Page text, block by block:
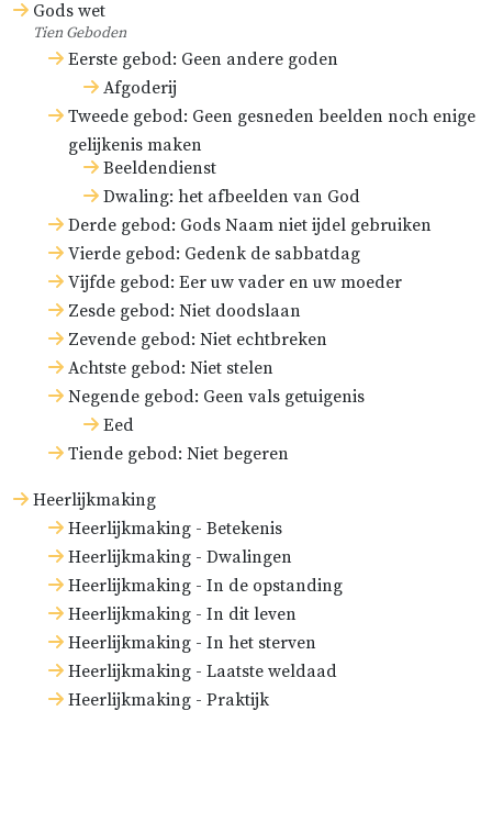
Gods wet
Tien Geboden
Eerste gebod: Geen andere goden
Afgoderij
Tweede gebod: Geen gesneden beelden noch enige
gelijkenis maken
Beeldendienst
Dwaling: het afbeelden van God
Derde gebod: Gods Naam niet ijdel gebruiken
Vierde gebod: Gedenk de sabbatdag
Vijfde gebod: Eer uw vader en uw moeder
Zesde gebod: Niet doodslaan
Zevende gebod: Niet echtbreken
Achtste gebod: Niet stelen
Negende gebod: Geen vals getuigenis
Eed
Tiende gebod: Niet begeren
Heerlijkmaking
Heerlijkmaking - Betekenis
Heerlijkmaking - Dwalingen
Heerlijkmaking - In de opstanding
Heerlijkmaking - In dit leven
Heerlijkmaking - In het sterven
Heerlijkmaking - Laatste weldaad
Heerlijkmaking - Praktijk